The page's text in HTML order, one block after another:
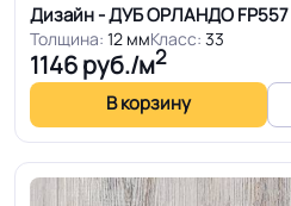
Дизайн - ДУБ ОРЛАНДО FP557
Толщина: 12 ммКласс: 33
1146руб./м2
В корзину